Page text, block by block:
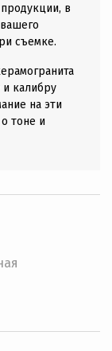
в
съемке.
и калибру
на эти
тоне и